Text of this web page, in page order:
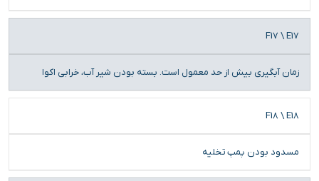
F17 \ E17
زمان آبگیری بیش از حد معمول است. بسته بودن شیر آب، خرابی اکوا
F18 \ E18
مسدود بودن پمپ تخلیه